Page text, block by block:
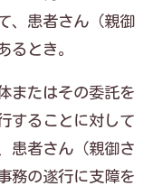
、患者さん（親御
るとき。
またはその委託を
することに対して
患者さん（親御さ
務の遂行に支障を